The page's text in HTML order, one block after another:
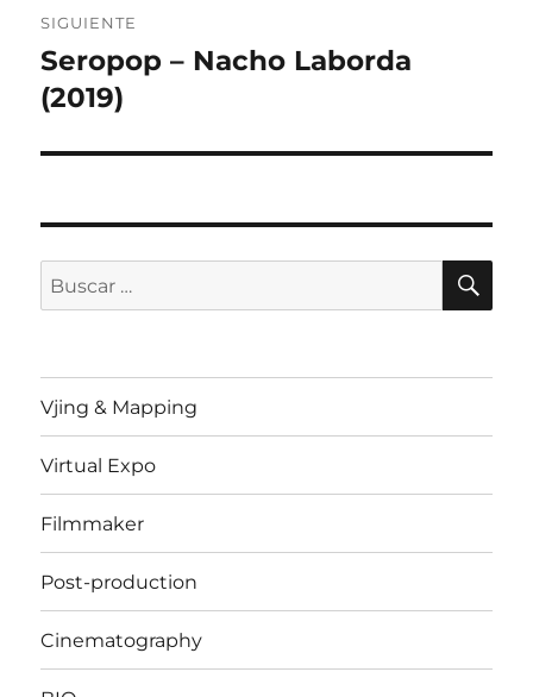
SIGUIENTE
Entrada
siguiente:
Seropop – Nacho Laborda
(2019)
Buscar
por:
Vjing & Mapping
Virtual Expo
Filmmaker
Post-production
Cinematography